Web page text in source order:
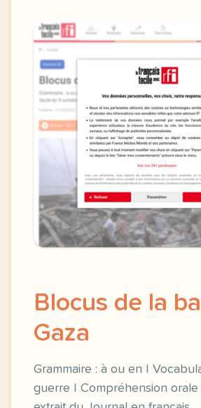
Blocus de la
Gaza
Grammaire : à ou en |
guerre | Compréhension orale